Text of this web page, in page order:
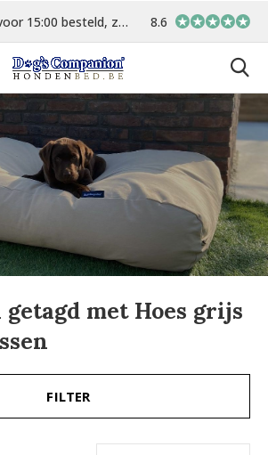
besteld, zelfde dag verstuurd Gratis verzending
8.6
met Hoes grijs
FILTER